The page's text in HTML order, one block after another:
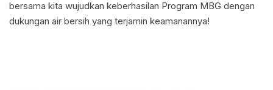
bersama kita wujudkan keberhasilan Program MBG dengan
dukungan air bersih yang terjamin keamanannya!